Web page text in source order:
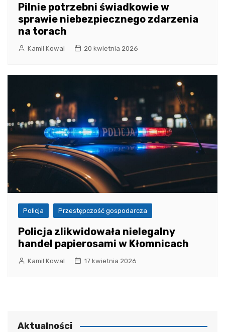
Pilnie potrzebni świadkowie w
sprawie niebezpiecznego zdarzenia
na torach
Kamil Kowal 20 kwietnia 2026
Policja Przestępczość gospodarcza
Policja zlikwidowała nielegalny
handel papierosami w Kłomnicach
Kamil Kowal 17 kwietnia 2026
Aktualności